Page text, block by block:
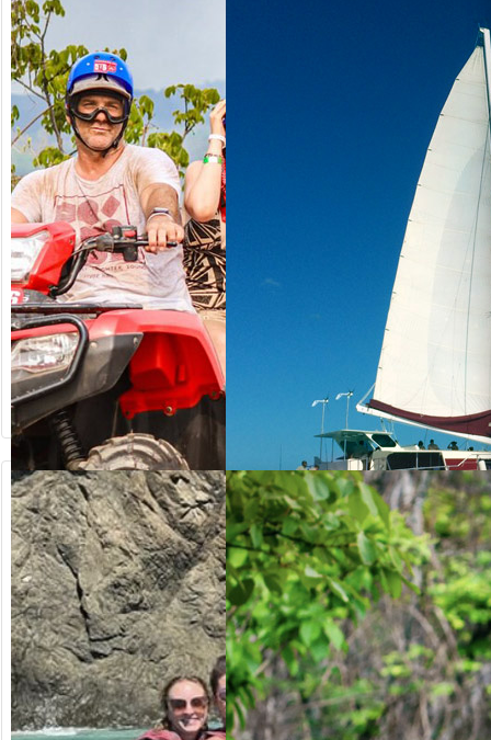
ab US$64.20 ab US$